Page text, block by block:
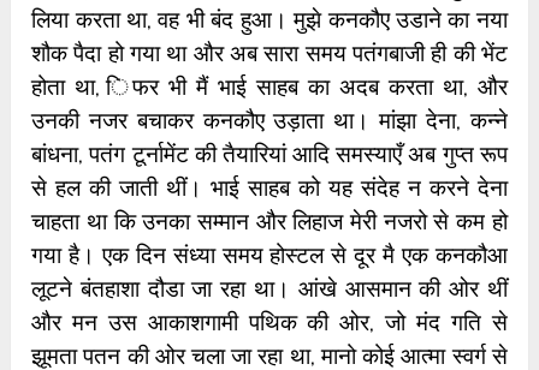
लिया करता था, वह भी बंद हुआ। मुझे कनकौए उडाने का नया
शौक पैदा हो गया था और अब सारा समय पतंगबाजी ही की भेंट
होता था, ‍िफर भी मैं भाई साहब का अदब करता था, और
उनकी नजर बचाकर कनकौए उड़ाता था। मांझा देना, कन्‍ने
बांधना, पतंग टूर्नामेंट की तैयारियां आदि समस्‍याएँ अब गुप्‍त रूप
से हल की जाती थीं। भाई साहब को यह संदेह न करने देना
चाहता था कि उनका सम्‍मान और लिहाज मेरी नजरो से कम हो
गया है। एक दिन संध्‍या समय होस्‍टल से दूर मै एक कनकौआ
लूटने बंतहाशा दौडा जा रहा था। आंखे आसमान की ओर थीं
और मन उस आकाशगामी पथिक की ओर, जो मंद गति से
झूमता पतन की ओर चला जा रहा था, मानो कोई आत्‍मा स्‍वर्ग से